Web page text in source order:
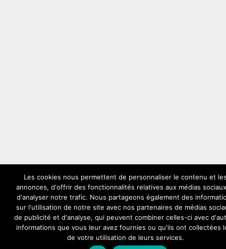
Les cookies nous permettent de personnaliser le contenu et
annonces, d'offrir des fonctionnalités relatives aux médias
d'analyser notre trafic. Nous partageons également des
sur l'utilisation de notre site avec nos partenaires de médias
de publicité et d'analyse, qui peuvent combiner celles-ci avec
informations que vous leur avez fournies ou qu'ils ont collectées
de votre utilisation de leurs services.